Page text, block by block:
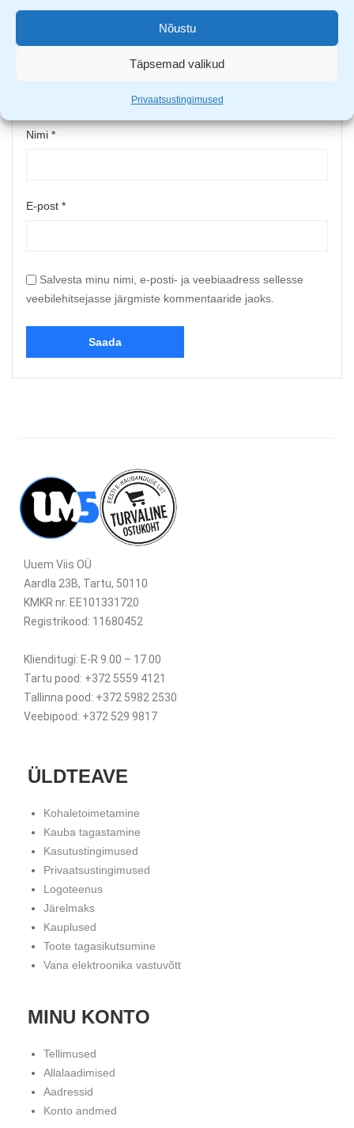
Nõustu
Täpsemad valikud
Privaatsustingimused
Upload up to 5 images or videos
Nimi *
E-post *
Salvesta minu nimi, e-posti- ja veebiaadress sellesse
veebilehitsejasse järgmiste kommentaaride jaoks.
Uuem Viis OÜ
Aardla 23B, Tartu, 50110
KMKR nr. EE101331720
Registrikood: 11680452
Klienditugi: E-R 9.00 – 17.00
Tartu pood: +372 5559 4121
Tallinna pood: +372 5982 2530
Veebipood: +372 529 9817
ÜLDTEAVE
Kohaletoimetamine
Kauba tagastamine
Kasutustingimused
Privaatsustingimused
Logoteenus
Järelmaks
Kauplused
Toote tagasikutsumine
Vana elektroonika vastuvõtt
MINU KONTO
Tellimused
Allalaadimised
Aadressid
Konto andmed